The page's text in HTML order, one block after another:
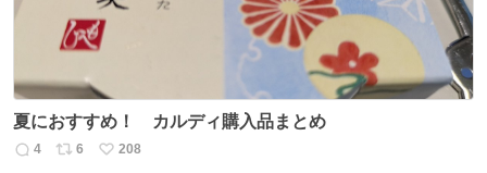
夏におすすめ！ カルディ購入品まとめ
返
4
リ
6
い
208